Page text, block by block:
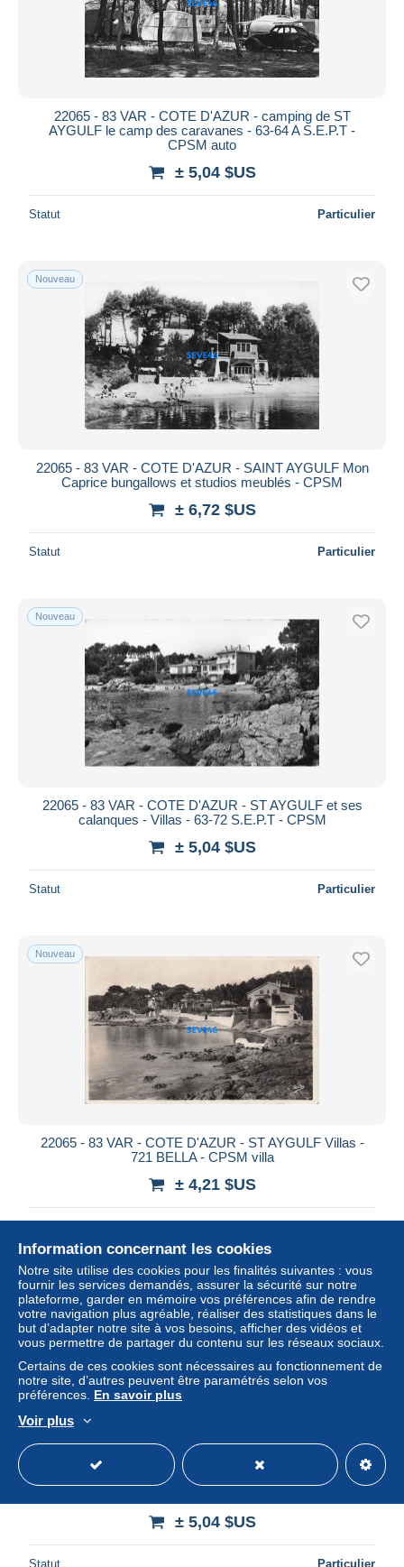
22065 - 83 VAR - COTE D'AZUR - camping de ST
AYGULF le camp des caravanes - 63-64 A S.E.P.T -
CPSM auto
± 5,04 $US
Statut Particulier
Nouveau
22065 - 83 VAR - COTE D'AZUR - SAINT AYGULF Mon
Caprice bungallows et studios meublés - CPSM
± 6,72 $US
Statut Particulier
Nouveau
22065 - 83 VAR - COTE D'AZUR - ST AYGULF et ses
calanques - Villas - 63-72 S.E.P.T - CPSM
± 5,04 $US
Statut Particulier
Nouveau
22065 - 83 VAR - COTE D'AZUR - ST AYGULF Villas -
721 BELLA - CPSM villa
± 4,21 $US
Nouveau
22065 - 83 VAR - COTE D'AZUR - SAINT AYGULF la
± 5,04 $US
Statut Particulier
Information concernant les cookies
Notre site utilise des cookies pour les finalités suivantes : vous
fournir les services demandés, assurer la sécurité sur notre
plateforme, garder en mémoire vos préférences afin de rendre
votre navigation plus agréable, réaliser des statistiques dans le
but d’adapter notre site à vos besoins, afficher des vidéos et
vous permettre de partager du contenu sur les réseaux sociaux.
Certains de ces cookies sont nécessaires au fonctionnement de
notre site, d’autres peuvent être paramétrés selon vos
préférences. En savoir plus
Voir plus